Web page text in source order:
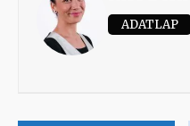
ADATLAP